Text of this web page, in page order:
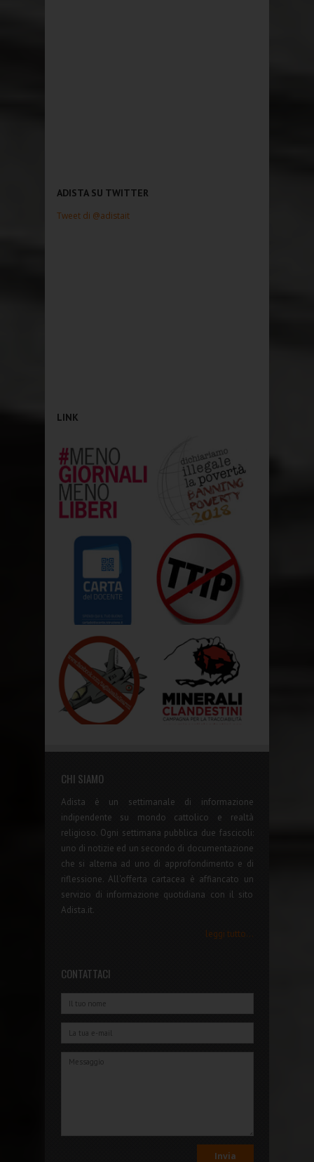
ADISTA SU TWITTER
Tweet di @adistait
LINK
CHI SIAMO
Adista è un settimanale di informazione
indipendente su mondo cattolico e realtà
religioso. Ogni settimana pubblica due fascicoli:
uno di notizie ed un secondo di documentazione
che si alterna ad uno di approfondimento e di
riflessione. All'offerta cartacea è affiancato un
servizio di informazione quotidiana con il sito
Adista.it.
leggi tutto...
CONTATTACI